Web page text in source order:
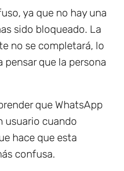
ya que no hay una
sido bloqueado. La
no se completará, lo
pensar que la persona
que WhatsApp
usuario cuando
hace que esta
confusa.